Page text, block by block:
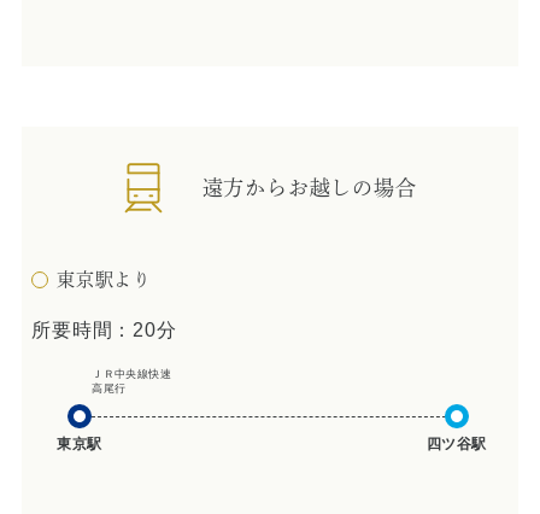
遠方からお越しの場合
東京駅より
所要時間：20分
東京駅
ＪＲ中央線快速
高尾行
四ツ谷駅